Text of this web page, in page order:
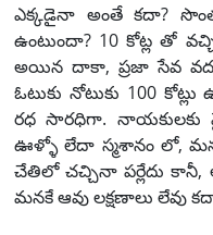
ఎక్కడైనా అంతే కదా?
ఉంటుందా? 10 కోట్ల తో
అయిన దాకా, ప్రజా సేవ
ఓటుకు నోటుకు 100
రధ సారధిగా.
ఊళ్ళో లేదా స్మశానం లో, మన
చేతిలో చచ్చినా పర్లేదు కానీ,
మనకే ఆవు లక్షణాలు లేవు